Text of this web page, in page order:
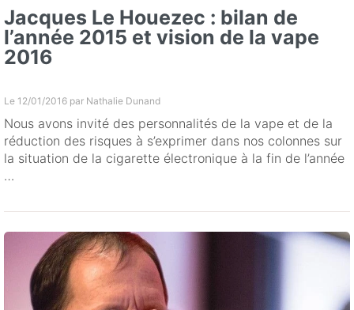
Jacques Le Houezec : bilan de
l’année 2015 et vision de la vape
2016
Le 12/01/2016 par Nathalie Dunand
Nous avons invité des personnalités de la vape et de la
réduction des risques à s’exprimer dans nos colonnes sur
la situation de la cigarette électronique à la fin de l’année
…